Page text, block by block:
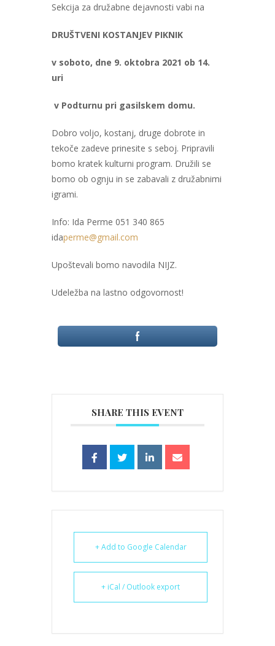
Sekcija za družabne dejavnosti vabi na
DRUŠTVENI KOSTANJEV PIKNIK
v soboto, dne 9. oktobra 2021 ob 14.
uri
v Podturnu pri gasilskem domu.
Dobro voljo, kostanj, druge dobrote in
tekoče zadeve prinesite s seboj. Pripravili
bomo kratek kulturni program. Družili se
bomo ob ognju in se zabavali z družabnimi
igrami.
Info: Ida Perme 051 340 865
idaperme@gmail.com
Upoštevali bomo navodila NIJZ.
Udeležba na lastno odgovornost!
SHARE THIS EVENT
+ Add to Google Calendar
+ iCal / Outlook export